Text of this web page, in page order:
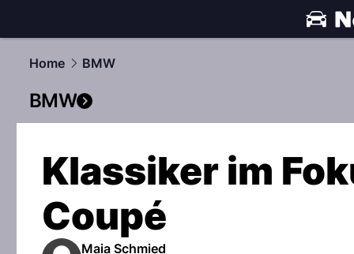
Home
BMW
BMW
Klassiker im
Coupé
Maia Schmied